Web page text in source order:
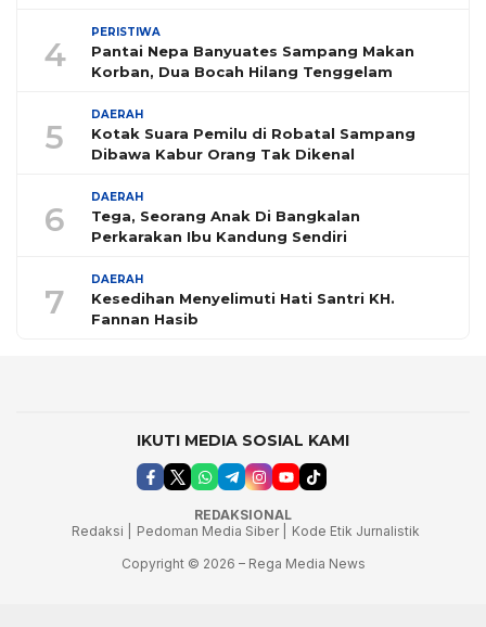
4
PERISTIWA
Pantai Nepa Banyuates Sampang Makan
Korban, Dua Bocah Hilang Tenggelam
5
DAERAH
Kotak Suara Pemilu di Robatal Sampang
Dibawa Kabur Orang Tak Dikenal
6
DAERAH
Tega, Seorang Anak Di Bangkalan
Perkarakan Ibu Kandung Sendiri
7
DAERAH
Kesedihan Menyelimuti Hati Santri KH.
Fannan Hasib
IKUTI MEDIA SOSIAL KAMI
REDAKSIONAL
Redaksi |
Pedoman Media Siber |
Kode Etik Jurnalistik
Copyright © 2026 – Rega Media News